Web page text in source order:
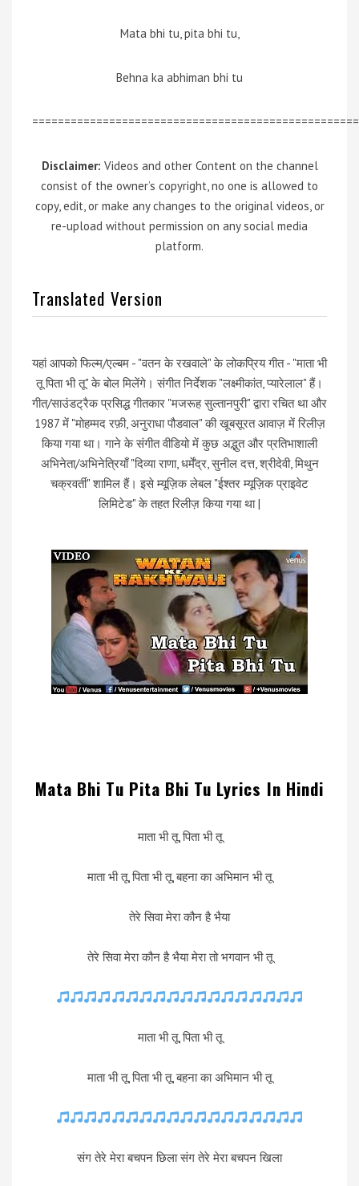
Mata bhi tu, pita bhi tu,
Behna ka abhiman bhi tu
Disclaimer: Videos and other Content on the channel
consist of the owner’s copyright, no one is allowed to
copy, edit, or make any changes to the original videos, or
re-upload without permission on any social media
platform.
Translated Version
यहां आपको फिल्म/एल्बम - "वतन के रखवाले" के लोकप्रिय गीत - "माता भी
तू पिता भी तू" के बोल मिलेंगे। संगीत निर्देशक "लक्ष्मीकांत, प्यारेलाल" हैं।
गीत/साउंडट्रैक प्रसिद्ध गीतकार "मजरूह सुल्तानपुरी" द्वारा रचित था और
1987 में "मोहम्मद रफ़ी, अनुराधा पौडवाल" की खूबसूरत आवाज़ में रिलीज़
किया गया था। गाने के संगीत वीडियो में कुछ अद्भुत और प्रतिभाशाली
अभिनेता/अभिनेत्रियाँ "दिव्या राणा, धर्मेंद्र, सुनील दत्त, श्रीदेवी, मिथुन
चक्रवर्ती" शामिल हैं। इसे म्यूज़िक लेबल "ईश्तर म्यूज़िक प्राइवेट
लिमिटेड" के तहत रिलीज़ किया गया था |
Mata Bhi Tu Pita Bhi Tu Lyrics In Hindi
माता भी तू, पिता भी तू
माता भी तू, पिता भी तू, बहना का अभिमान भी तू
तेरे सिवा मेरा कौन है भैया
तेरे सिवा मेरा कौन है भैया मेरा तो भगवान भी तू
माता भी तू, पिता भी तू
माता भी तू, पिता भी तू, बहना का अभिमान भी तू
संग तेरे मेरा बचपन छिला संग तेरे मेरा बचपन खिला